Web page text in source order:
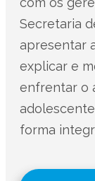
Secretaria
apresentar
explicar e
enfrentar o
forma